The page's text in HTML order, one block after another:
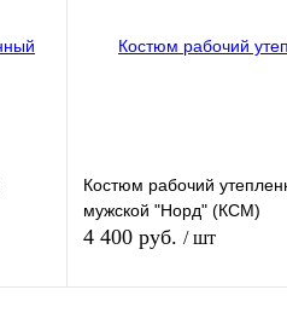
Костюм рабочий
мужской "Норд" (КСМ)
4 400 руб. / шт